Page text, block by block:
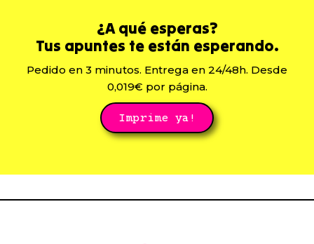
¿A qué esperas?
Tus apuntes te están esperando.
Pedido en 3 minutos. Entrega en 24/48h. Desde
0,019€ por página.
Imprime ya!